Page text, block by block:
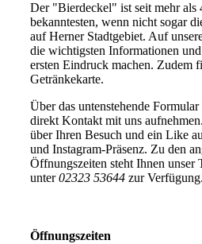
Der "Bierdeckel" ist seit mehr als
bekanntesten, wenn nicht sogar
auf Herner Stadtgebiet. Auf
die wichtigsten Informationen
ersten Eindruck machen. Zudem
Getränkekarte.
Über das untenstehende
direkt Kontakt mit uns
über Ihren Besuch und ein Like
und Instagram-Präsenz. Zu den
Öffnungszeiten steht Ihnen unser
unter02323 53644zur Verfügung.
Öffnungszeiten